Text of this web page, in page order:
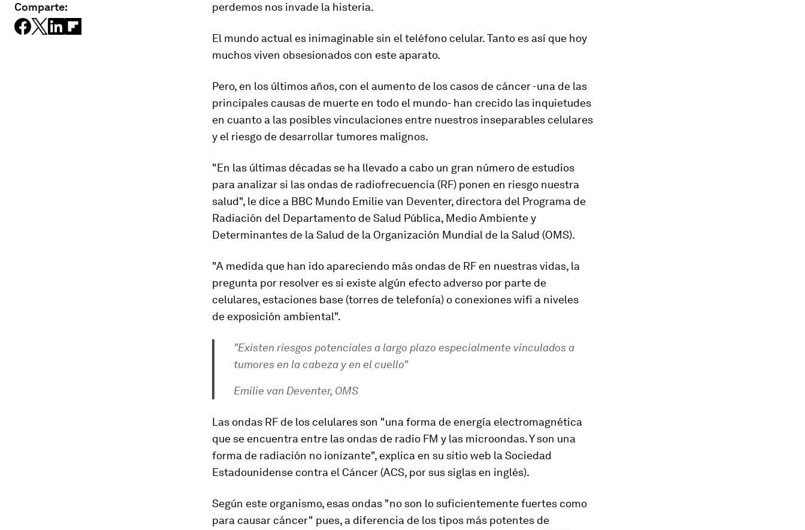
Comparte:
perdemos nos invade la histeria.
El mundo actual es inimaginable sin el teléfono celular. Tanto es así que hoy
muchos viven obsesionados con este aparato.
Pero, en los últimos años, con el aumento de los casos de cáncer -una de las
principales causas de muerte en todo el mundo- han crecido las inquietudes
en cuanto a las posibles vinculaciones entre nuestros inseparables celulares
y el riesgo de desarrollar tumores malignos.
"En las últimas décadas se ha llevado a cabo un gran número de estudios
para analizar si las ondas de radiofrecuencia (RF) ponen en riesgo nuestra
salud", le dice a BBC Mundo Emilie van Deventer, directora del Programa de
Radiación del Departamento de Salud Pública, Medio Ambiente y
Determinantes de la Salud de la Organización Mundial de la Salud (OMS).
"A medida que han ido apareciendo más ondas de RF en nuestras vidas, la
pregunta por resolver es si existe algún efecto adverso por parte de
celulares, estaciones base (torres de telefonía) o conexiones wifi a niveles
de exposición ambiental".
"Existen riesgos potenciales a largo plazo especialmente vinculados a
tumores en la cabeza y en el cuello"
Emilie van Deventer, OMS
Las ondas RF de los celulares son "una forma de energía electromagnética
que se encuentra entre las ondas de radio FM y las microondas. Y son una
forma de radiación no ionizante", explica en su sitio web la Sociedad
Estadounidense contra el Cáncer (ACS, por sus siglas en inglés).
Según este organismo, esas ondas "no son lo suficientemente fuertes como
para causar cáncer" pues, a diferencia de los tipos más potentes de